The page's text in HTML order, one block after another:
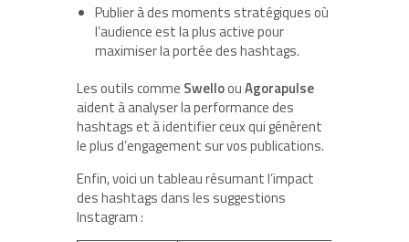
Publier à des moments stratégiques où
l’audience est la plus active pour
maximiser la portée des hashtags.
Les outils comme SwelloouAgorapulse
aident à analyser la performance des
hashtags et à identifier ceux qui génèrent
le plus d’engagement sur vos publications.
Enfin, voici un tableau résumant l’impact
des hashtags dans les suggestions
Instagram :